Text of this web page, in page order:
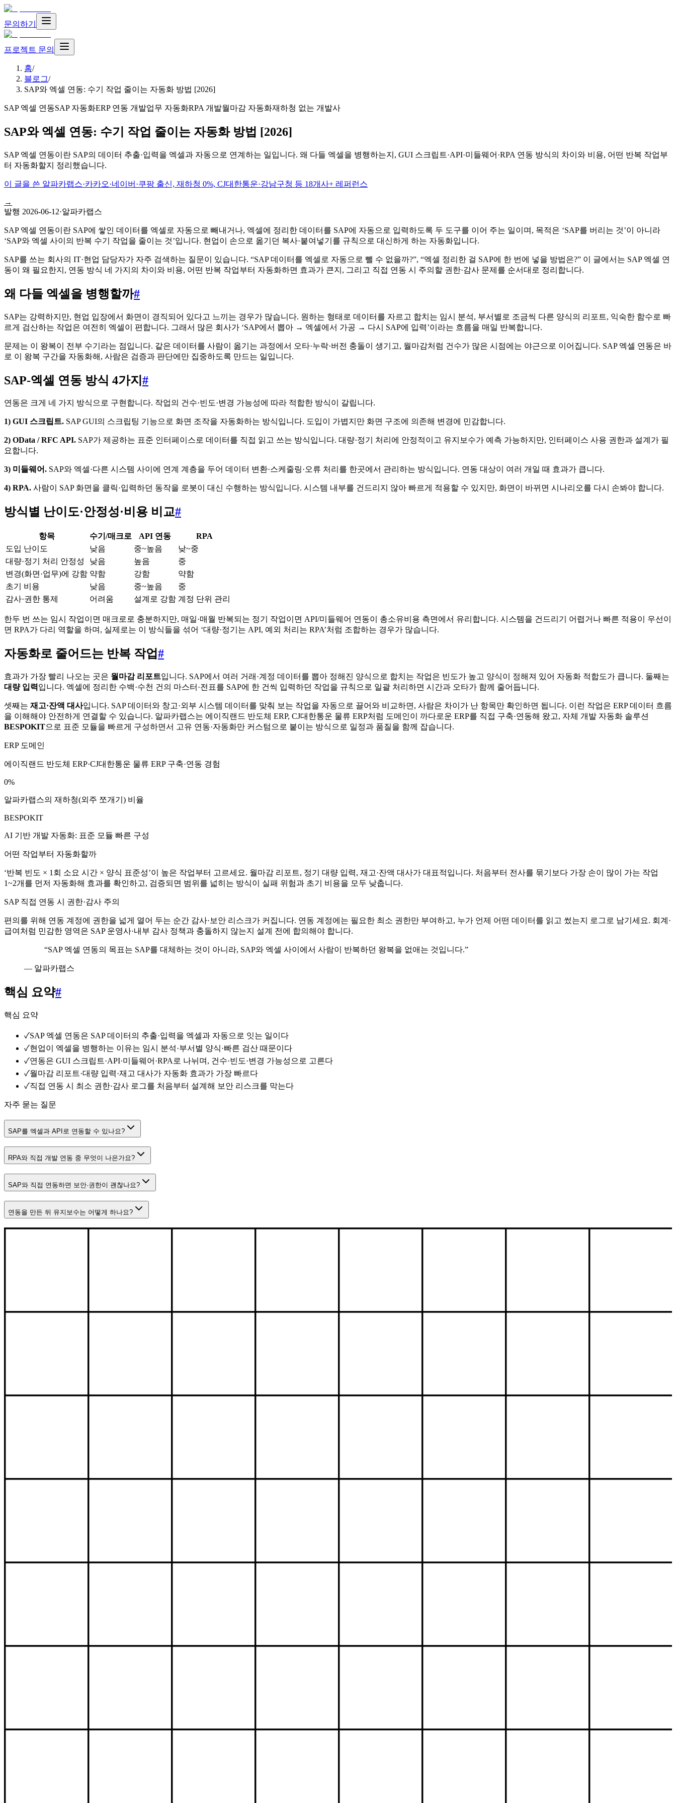
문의하기
프로젝트 문의
홈/
블로그/
SAP와 엑셀 연동: 수기 작업 줄이는 자동화 방법 [2026]
SAP 엑셀 연동SAP 자동화ERP 연동 개발업무 자동화RPA 개발월마감 자동화재하청 없는 개발사
SAP와 엑셀 연동: 수기 작업 줄이는 자동화 방법 [2026]
SAP 엑셀 연동이란 SAP의 데이터 추출·입력을 엑셀과 자동으로 연계하는 일입니다. 왜 다들 엑셀을 병행하는지, GUI 스크립트·API·미들웨어·RPA 연동 방식의 차이와 비용, 어떤 반복 작업부
터 자동화할지 정리했습니다.
이 글을 쓴 알파카랩스·카카오·네이버·쿠팡 출신, 재하청 0%, CJ대한통운·강남구청 등 18개사+ 레퍼런스
→
발행 2026-06-12·알파카랩스
SAP 엑셀 연동이란 SAP에 쌓인 데이터를 엑셀로 자동으로 빼내거나, 엑셀에 정리한 데이터를 SAP에 자동으로 입력하도록 두 도구를 이어 주는 일이며, 목적은 ‘SAP를 버리는 것’이 아니라
‘SAP와 엑셀 사이의 반복 수기 작업을 줄이는 것’입니다. 현업이 손으로 옮기던 복사·붙여넣기를 규칙으로 대신하게 하는 자동화입니다.
SAP를 쓰는 회사의 IT·현업 담당자가 자주 검색하는 질문이 있습니다. “SAP 데이터를 엑셀로 자동으로 뺄 수 없을까?”, “엑셀 정리한 걸 SAP에 한 번에 넣을 방법은?” 이 글에서는 SAP 엑셀 연
동이 왜 필요한지, 연동 방식 네 가지의 차이와 비용, 어떤 반복 작업부터 자동화하면 효과가 큰지, 그리고 직접 연동 시 주의할 권한·감사 문제를 순서대로 정리합니다.
왜 다들 엑셀을 병행할까#
SAP는 강력하지만, 현업 입장에서 화면이 경직되어 있다고 느끼는 경우가 많습니다. 원하는 형태로 데이터를 자르고 합치는 임시 분석, 부서별로 조금씩 다른 양식의 리포트, 익숙한 함수로 빠
르게 검산하는 작업은 여전히 엑셀이 편합니다. 그래서 많은 회사가 ‘SAP에서 뽑아 → 엑셀에서 가공 → 다시 SAP에 입력’이라는 흐름을 매일 반복합니다.
문제는 이 왕복이 전부 수기라는 점입니다. 같은 데이터를 사람이 옮기는 과정에서 오타·누락·버전 충돌이 생기고, 월마감처럼 건수가 많은 시점에는 야근으로 이어집니다. SAP 엑셀 연동은 바
로 이 왕복 구간을 자동화해, 사람은 검증과 판단에만 집중하도록 만드는 일입니다.
SAP-엑셀 연동 방식 4가지 #
연동은 크게 네 가지 방식으로 구현합니다. 작업의 건수·빈도·변경 가능성에 따라 적합한 방식이 갈립니다.
1) GUI 스크립트. SAP GUI의 스크립팅 기능으로 화면 조작을 자동화하는 방식입니다. 도입이 가볍지만 화면 구조에 의존해 변경에 민감합니다.
2) OData / RFC API. SAP가 제공하는 표준 인터페이스로 데이터를 직접 읽고 쓰는 방식입니다. 대량·정기 처리에 안정적이고 유지보수가 예측 가능하지만, 인터페이스 사용 권한과 설계가 필
요합니다.
3) 미들웨어. SAP와 엑셀·다른 시스템 사이에 연계 계층을 두어 데이터 변환·스케줄링·오류 처리를 한곳에서 관리하는 방식입니다. 연동 대상이 여러 개일 때 효과가 큽니다.
4) RPA. 사람이 SAP 화면을 클릭·입력하던 동작을 로봇이 대신 수행하는 방식입니다. 시스템 내부를 건드리지 않아 빠르게 적용할 수 있지만, 화면이 바뀌면 시나리오를 다시 손봐야 합니다.
방식별 난이도·안정성·비용 비교#
항목 수기/매크로 API 연동
RPA
도입 난이도
낮음 중~높음
낮~중
대량·정기 처리 안정성
낮음 높음
중
변경(화면·업무)에 강함 약함 강함
약함
초기 비용
낮음 중~높음
중
감사·권한 통제
어려움 설계로 강함 계정 단위 관리
한두 번 쓰는 임시 작업이면 매크로로 충분하지만, 매일·매월 반복되는 정기 작업이면 API/미들웨어 연동이 총소유비용 측면에서 유리합니다. 시스템을 건드리기 어렵거나 빠른 적용이 우선이
면 RPA가 다리 역할을 하며, 실제로는 이 방식들을 섞어 ‘대량·정기는 API, 예외 처리는 RPA’처럼 조합하는 경우가 많습니다.
자동화로 줄어드는 반복 작업#
효과가 가장 빨리 나오는 곳은 월마감 리포트입니다. SAP에서 여러 거래·계정 데이터를 뽑아 정해진 양식으로 합치는 작업은 빈도가 높고 양식이 정해져 있어 자동화 적합도가 큽니다. 둘째는
대량 입력입니다. 엑셀에 정리한 수백·수천 건의 마스터·전표를 SAP에 한 건씩 입력하던 작업을 규칙으로 일괄 처리하면 시간과 오타가 함께 줄어듭니다.
셋째는 재고·잔액 대사입니다. SAP 데이터와 창고·외부 시스템 데이터를 맞춰 보는 작업을 자동으로 끌어와 비교하면, 사람은 차이가 난 항목만 확인하면 됩니다. 이런 작업은 ERP 데이터 흐름
을 이해해야 안전하게 연결할 수 있습니다. 알파카랩스는 에이직랜드 반도체 ERP, CJ대한통운 물류 ERP처럼 도메인이 까다로운 ERP를 직접 구축·연동해 왔고, 자체 개발 자동화 솔루션
BESPOKIT으로 표준 모듈을 빠르게 구성하면서 고유 연동·자동화만 커스텀으로 붙이는 방식으로 일정과 품질을 함께 잡습니다.
ERP 도메인
에이직랜드 반도체 ERP·CJ대한통운 물류 ERP 구축·연동 경험
0%
알파카랩스의 재하청(외주 쪼개기) 비율
BESPOKIT
AI 기반 개발 자동화: 표준 모듈 빠른 구성
어떤 작업부터 자동화할까
‘반복 빈도 × 1회 소요 시간 × 양식 표준성’이 높은 작업부터 고르세요. 월마감 리포트, 정기 대량 입력, 재고·잔액 대사가 대표적입니다. 처음부터 전사를 묶기보다 가장 손이 많이 가는 작업
1~2개를 먼저 자동화해 효과를 확인하고, 검증되면 범위를 넓히는 방식이 실패 위험과 초기 비용을 모두 낮춥니다.
SAP 직접 연동 시 권한·감사 주의
편의를 위해 연동 계정에 권한을 넓게 열어 두는 순간 감사·보안 리스크가 커집니다. 연동 계정에는 필요한 최소 권한만 부여하고, 누가 언제 어떤 데이터를 읽고 썼는지 로그로 남기세요. 회계·
급여처럼 민감한 영역은 SAP 운영사·내부 감사 정책과 충돌하지 않는지 설계 전에 합의해야 합니다.
“SAP 엑셀 연동의 목표는 SAP를 대체하는 것이 아니라, SAP와 엑셀 사이에서 사람이 반복하던 왕복을 없애는 것입니다.”
— 알파카랩스
핵심 요약#
핵심 요약
✓SAP 엑셀 연동은 SAP 데이터의 추출·입력을 엑셀과 자동으로 잇는 일이다
✓현업이 엑셀을 병행하는 이유는 임시 분석·부서별 양식·빠른 검산 때문이다
✓연동은 GUI 스크립트·API·미들웨어·RPA로 나뉘며, 건수·빈도·변경 가능성으로 고른다
✓월마감 리포트·대량 입력·재고 대사가 자동화 효과가 가장 빠르다
✓직접 연동 시 최소 권한·감사 로그를 처음부터 설계해 보안 리스크를 막는다
자주 묻는 질문
SAP를 엑셀과 API로 연동할 수 있나요?
RPA와 직접 개발 연동 중 무엇이 나은가요?
SAP와 직접 연동하면 보안·권한이 괜찮나요?
연동을 만든 뒤 유지보수는 어떻게 하나요?